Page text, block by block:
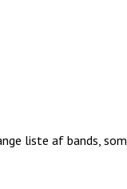
liste af bands, som